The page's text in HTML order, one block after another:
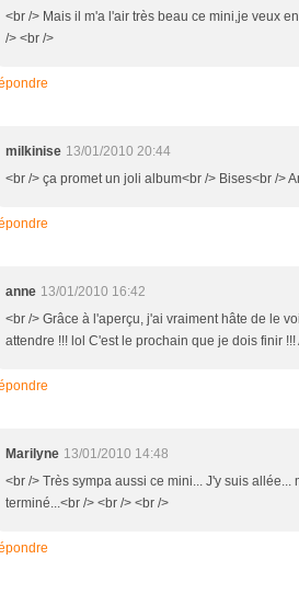
<br /> Mais il m'a l'air très beau ce mini,je veux
/> <br />
milkinise 13/01/2010 20:44
<br /> ça promet un joli album<br /> Bises<br />
anne 13/01/2010 16:42
<br /> Grâce à l'aperçu, j'ai vraiment hâte de le
attendre !!! lol C'est le prochain que je dois finir
Marilyne 13/01/2010 14:48
<br /> Très sympa aussi ce mini... J'y suis
terminé...<br /> <br /> <br />